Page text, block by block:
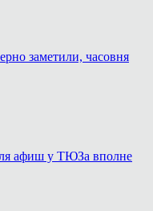
заметили, часовня
афиш у ТЮЗа вполне